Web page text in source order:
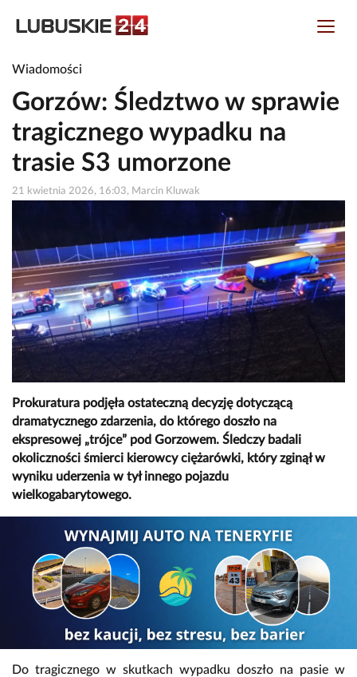
Wiadomości
Gorzów: Śledztwo w sprawie
tragicznego wypadku na
trasie S3 umorzone
21 kwietnia 2026, 16:03, Marcin Kluwak
Prokuratura podjęła ostateczną decyzję dotyczącą
dramatycznego zdarzenia, do którego doszło na
ekspresowej „trójce” pod Gorzowem. Śledczy badali
okoliczności śmierci kierowcy ciężarówki, który zginął w
wyniku uderzenia w tył innego pojazdu
wielkogabarytowego.
Do tragicznego w skutkach wypadku doszło na pasie w